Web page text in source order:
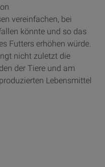
vereinfachen, bei
könnte und so das
Futters erhöhen würde.
nicht zuletzt die
der Tiere und am
Lebensmittel